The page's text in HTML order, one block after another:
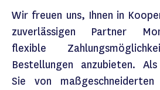
Wir freuen uns, Ihnen in
zuverlässigen Partner
flexible
Bestellungen anzubieten.
Sie von maßgeschneiderten